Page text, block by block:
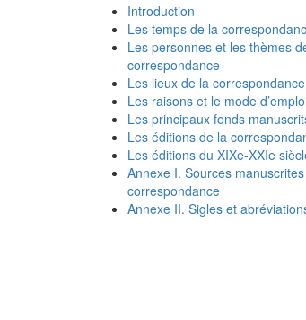
Introduction
Les temps de la
Les personnes et les thèmes
correspondance
Les lieux de la correspondance
Les raisons et le mode
Les principaux fonds
Les éditions de la
Les éditions du XIXe-XXIe
Annexe I. Sources
correspondance
Annexe II. Sigles et